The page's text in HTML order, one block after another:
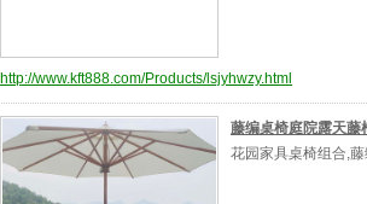
http://www.kft888.com/Products/lsjyhwzy.html
藤编桌椅庭院露天藤
花园家具桌椅组合,